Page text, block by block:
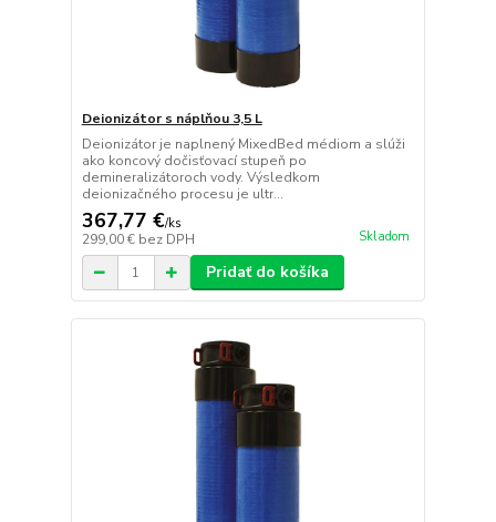
Deionizátor s náplňou 3,5 L
Deionizátor je naplnený MixedBed médiom a slúži
ako koncový dočisťovací stupeň po
demineralizátoroch vody. Výsledkom
deionizačného procesu je ultr...
367,77 €/ks
299,00 € bez DPH Skladom
Pridať do košíka